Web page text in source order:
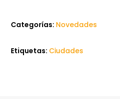
Categorías: Novedades
Etiquetas: Ciudades